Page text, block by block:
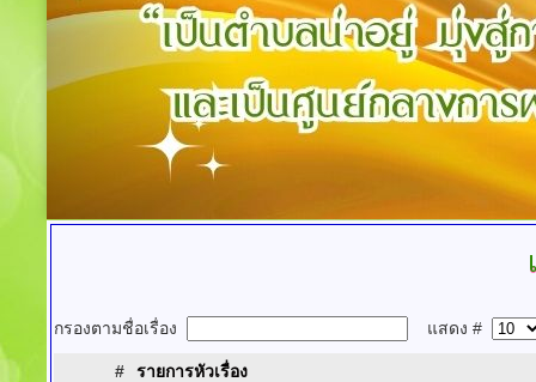
กรองตามชื่อเรื่อง แสดง #
# รายการหัวเรื่อง